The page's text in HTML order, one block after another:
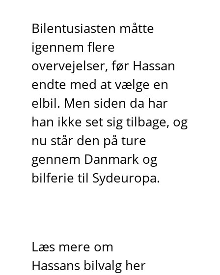
Bilentusiasten måtte
igennem flere
overvejelser, før Hassan
endte med at vælge en
elbil. Men siden da har
han ikke set sig tilbage, og
nu står den på ture
gennem Danmark og
bilferie til Sydeuropa.
Læs mere om
Hassans bilvalg her